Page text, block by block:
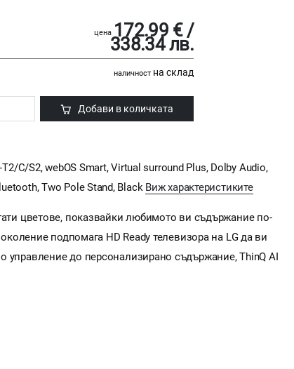
цена 172.99 € /
338.34 лв.
наличност на склад
Добави в количката
T2/C/S2, webOS Smart, Virtual surround Plus, Dolby Audio,
Two Pole Stand, Black Виж характеристиките
цветове, показвайки любимото ви съдържание по-
подпомага HD Ready телевизора на LG да ви
управление до персонализирано съдържание, ThinQ AI